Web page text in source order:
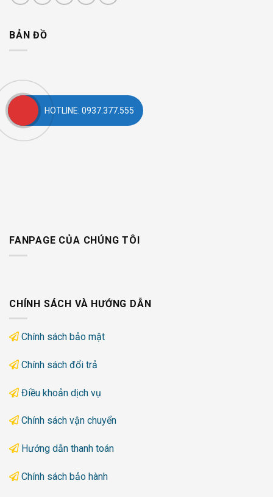
BẢN ĐỒ
FANPAGE CỦA CHÚNG TÔI
CHÍNH SÁCH VÀ HƯỚNG DẪN
Chính sách bảo mật
Chính sách đổi trả
Điều khoản dịch vụ
Chính sách vận chuyển
Hướng dẫn thanh toán
Chính sách bảo hành
HOTLINE: 0937.377.555